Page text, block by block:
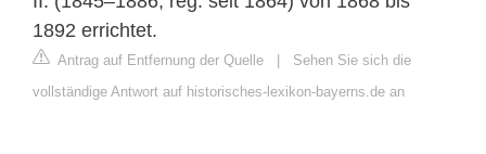
1892 errichtet.
Antrag auf Entfernung der Quelle | Sehen Sie sich die
vollständige Antwort auf historisches-lexikon-bayerns.de an